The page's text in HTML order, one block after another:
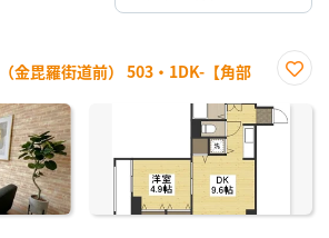
金毘羅街道前） 503・1DK-【角部
に入
り登